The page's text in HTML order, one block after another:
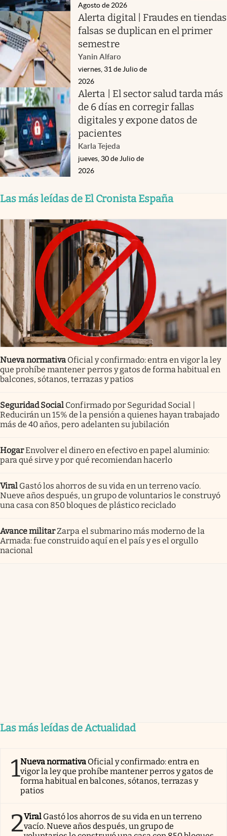
Agosto de 2026
Alerta digital | Fraudes en tiendas
falsas se duplican en el primer
semestre
Yanin Alfaro
viernes, 31 de Julio de
2026
Alerta | El sector salud tarda más
de 6 días en corregir fallas
digitales y expone datos de
pacientes
Karla Tejeda
jueves, 30 de Julio de
2026
Las más leídas de El Cronista España
Nueva normativa Oficial y confirmado: entra en vigor la ley
que prohíbe mantener perros y gatos de forma habitual en
balcones, sótanos, terrazas y patios
Seguridad Social Confirmado por Seguridad Social |
Reducirán un 15% de la pensión a quienes hayan trabajado
más de 40 años, pero adelanten su jubilación
HogarEnvolver el dinero en efectivo en papel aluminio:
para qué sirve y por qué recomiendan hacerlo
Viral Gastó los ahorros de su vida en un terreno vacío.
Nueve años después, un grupo de voluntarios le construyó
una casa con 850 bloques de plástico reciclado
Avance militarZarpa el submarino más moderno de la
Armada: fue construido aquí en el país y es el orgullo
nacional
Las más leídas de Actualidad
1Nueva normativa Oficial y confirmado: entra en
vigor la ley que prohíbe mantener perros y gatos de
forma habitual en balcones, sótanos, terrazas y
patios
2Viral Gastó los ahorros de su vida en un terreno
vacío. Nueve años después, un grupo de